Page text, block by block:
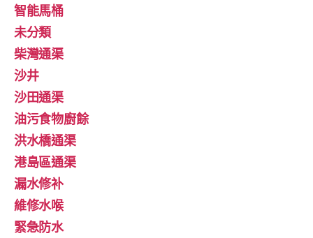
智能馬桶
未分類
柴灣通渠
沙井
沙田通渠
油污食物廚餘
洪水橋通渠
港島區通渠
漏水修补
維修水喉
緊急防水